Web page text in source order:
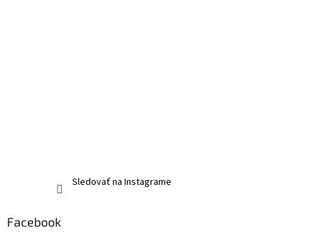
Sledovať na Instagrame
Facebook